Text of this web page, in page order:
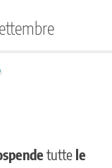
tutte le